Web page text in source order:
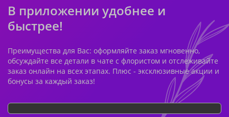
В приложении удобнее и
быстрее!
Преимущества для Вас: оформляйте заказ мгновенно,
обсуждайте все детали в чате с флористом и отслеживайте
заказ онлайн на всех этапах. Плюс - эксклюзивные акции и
бонусы за каждый заказ!